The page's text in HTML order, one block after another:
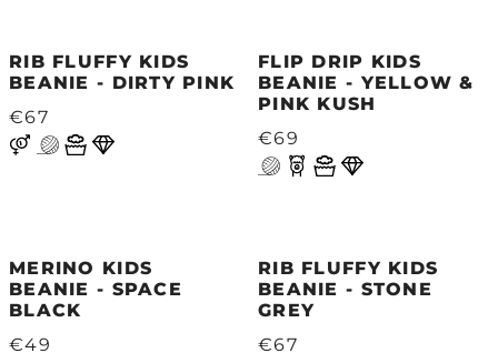
RIB FLUFFY KIDS
BEANIE - DIRTY PINK
€67
FLIP DRIP KIDS
BEANIE - YELLOW &
PINK KUSH
€69
MERINO KIDS
BEANIE - SPACE
BLACK
€49
RIB FLUFFY KIDS
BEANIE - STONE
GREY
€67